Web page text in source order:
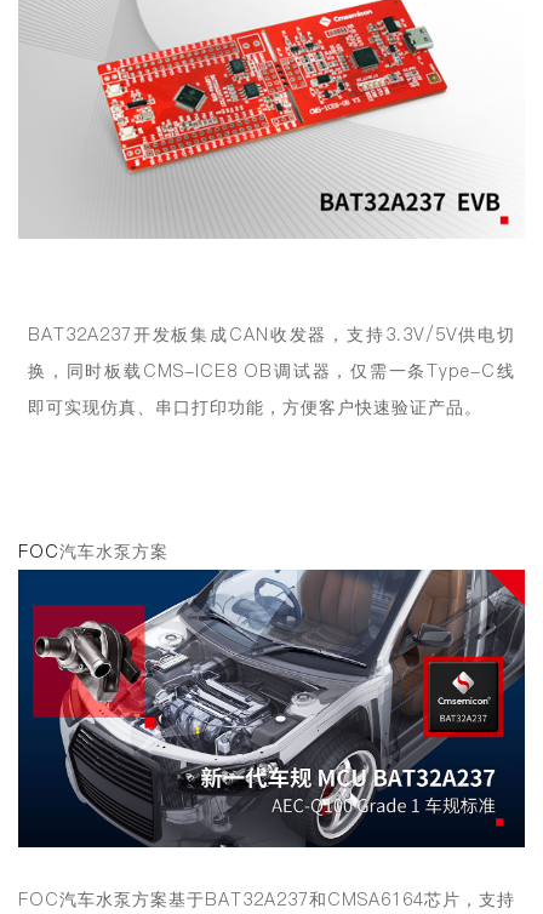
BAT32A237开发板集成CAN收发器，支持3.3V/5V供电切
换，同时板载CMS-ICE8 OB调试器，仅需一条Type-C线
即可实现仿真、串口打印功能，方便客户快速验证产品。
FOC汽车水泵方案
FOC汽车水泵方案基于BAT32A237和CMSA6164芯片，支持